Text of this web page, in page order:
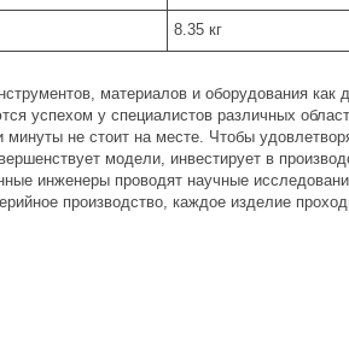
8.35 кг
материалов и оборудования как
успехом у специалистов различных
не стоит на месте. Чтобы
модели, инвестирует в
инженеры проводят научные
производство, каждое изделие